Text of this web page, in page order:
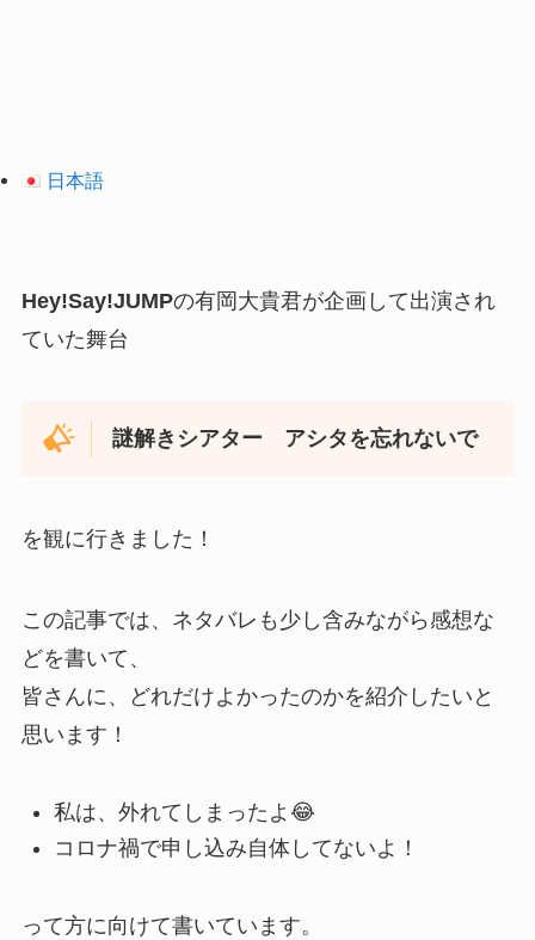
日本語
Hey!Say!JUMPの有岡大貴君が企画して出演され
ていた舞台
謎解きシアター アシタを忘れないで
を観に行きました！
この記事では、ネタバレも少し含みながら感想な
どを書いて、
皆さんに、どれだけよかったのかを紹介したいと
思います！
私は、外れてしまったよ😂
コロナ禍で申し込み自体してないよ！
って方に向けて書いています。